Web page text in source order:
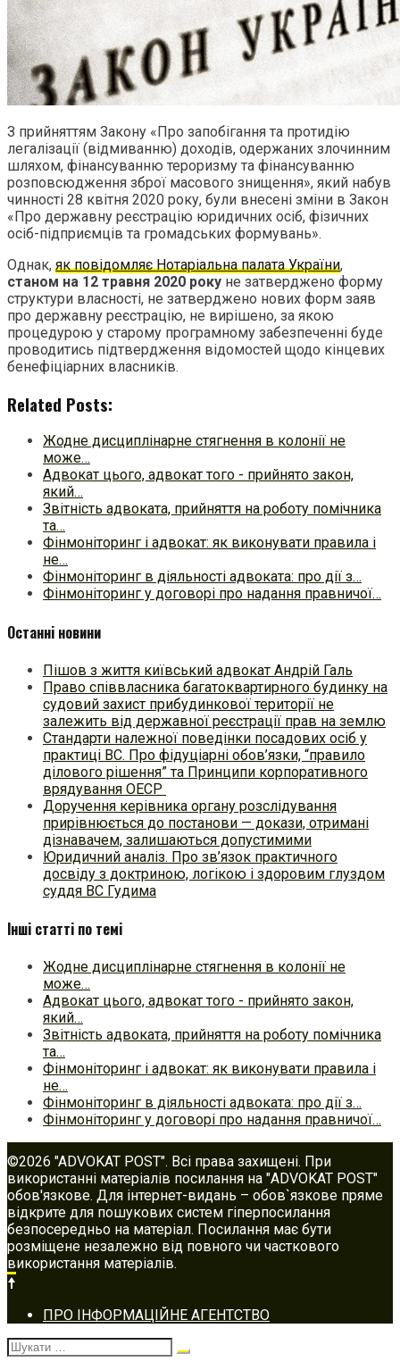
З прийняттям Закону «Про запобігання та протидію
легалізації (відмиванню) доходів, одержаних злочинним
шляхом, фінансуванню тероризму та фінансуванню
розповсюдження зброї масового знищення», який набув
чинності 28 квітня 2020 року, були внесені зміни в Закон
«Про державну реєстрацію юридичних осіб, фізичних
осіб-підприємців та громадських формувань».
Однак, як повідомляє Нотаріальна палата України,
станом на 12 травня 2020 року не затверджено форму
структури власності, не затверджено нових форм заяв
про державну реєстрацію, не вирішено, за якою
процедурою у старому програмному забезпеченні буде
проводитись підтвердження відомостей щодо кінцевих
бенефіціарних власників.
Related Posts:
Жодне дисциплінарне стягнення в колонії не
може…
Адвокат цього, адвокат того - прийнято закон,
який…
Звітність адвоката, прийняття на роботу помічника
та…
Фінмоніторинг і адвокат: як виконувати правила і
не…
Фінмоніторинг в діяльності адвоката: про дії з…
Фінмоніторинг у договорі про надання правничої…
Останні новини
Пішов з життя київський адвокат Андрій Галь
Право співвласника багатоквартирного будинку на
судовий захист прибудинкової території не
залежить від державної реєстрації прав на землю
Стандарти належної поведінки посадових осіб у
практиці ВC. Про фідуціарні обов’язки, “правило
ділового рішення” та Принципи корпоративного
врядування ОЕСР
Доручення керівника органу розслідування
прирівнюється до постанови — докази, отримані
дізнавачем, залишаються допустимими
Юридичний аналіз. Про зв’язок практичного
досвіду з доктриною, логікою і здоровим глуздом
суддя ВС Гудима
Інші статті по темі
Жодне дисциплінарне стягнення в колонії не
може…
Адвокат цього, адвокат того - прийнято закон,
який…
Звітність адвоката, прийняття на роботу помічника
та…
Фінмоніторинг і адвокат: як виконувати правила і
не…
Фінмоніторинг в діяльності адвоката: про дії з…
Фінмоніторинг у договорі про надання правничої…
©2026 "ADVOKAT POST". Всі права захищені. При
використанні матеріалів посилання на "ADVOKAT POST"
обов'язкове. Для інтернет-видань – обов`язкове пряме
відкрите для пошукових систем гіперпосилання
безпосередньо на матеріал. Посилання має бути
розміщене незалежно від повного чи часткового
використання матеріалів.
Footer
navigation
ПРО ІНФОРМАЦІЙНЕ АГЕНТСТВО
Шукати: